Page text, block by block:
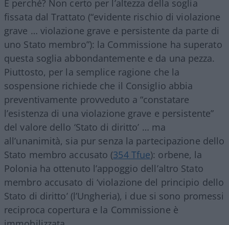
E perché? Non certo per l’altezza della soglia
fissata dal Trattato (“evidente rischio di violazione
grave … violazione grave e persistente da parte di
uno Stato membro”): la Commissione ha superato
questa soglia abbondantemente e da una pezza.
Piuttosto, per la semplice ragione che la
sospensione richiede che il Consiglio abbia
preventivamente provveduto a “constatare
l’esistenza di una violazione grave e persistente”
del valore dello ‘Stato di diritto’ … ma
all’unanimità, sia pur senza la partecipazione dello
Stato membro accusato (354 Tfue): orbene, la
Polonia ha ottenuto l’appoggio dell’altro Stato
membro accusato di ‘violazione del principio dello
Stato di diritto’ (l’Ungheria), i due si sono promessi
reciproca copertura e la Commissione è